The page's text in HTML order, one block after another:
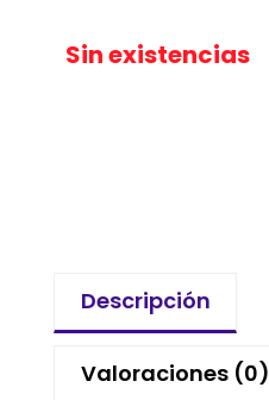
Sin existencias
Descripción
Valoraciones (0)